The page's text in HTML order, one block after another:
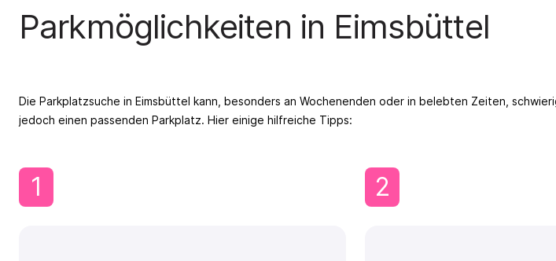
Parkmöglichkeiten in Eimsbüttel
Die Parkplatzsuche in Eimsbüttel kann, besonders an Wochenenden oder in belebten Zeiten,
jedoch einen passenden Parkplatz. Hier einige hilfreiche Tipps:
1 2